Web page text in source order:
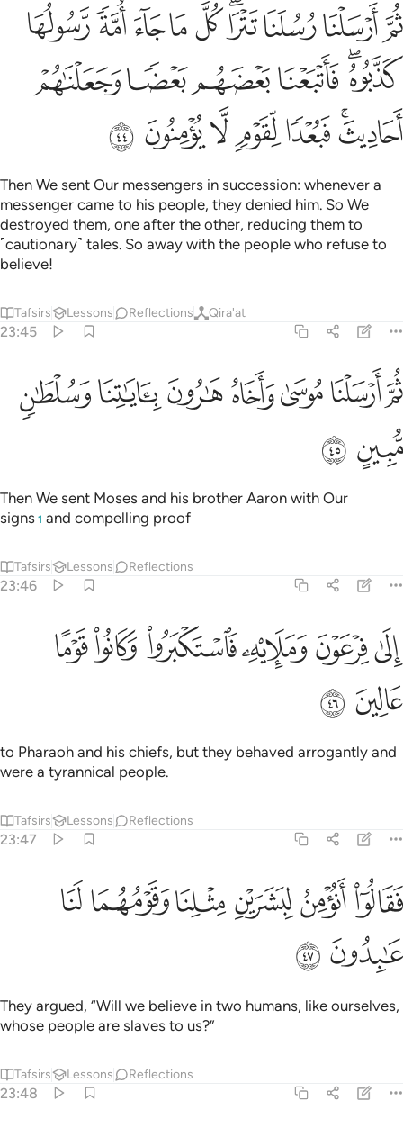
ثم ارسلنا رسلنا تترى كل ما جاء امة رسولها كذبوه فاتبعنا بعضهم بعضا
ثُمَّ أَرْسَلْنَا رُسُلَنَا تَتْرَا ۖ كُلَّ مَا جَآءَ أُمَّةًۭ رَّسُولُهَا كَذَّبُوهُ ۚ فَأَتْبَعْنَا
ﱉﱊﱋﱌﱍﱎﱏﱐﱑﱒ
ﱓﱔﱕﱖﱗﱘ
ﱙﱚﱛﱜﱝﱞ ﱟ
Then We sent Our messengers in succession: whenever a
messenger came to his people, they denied him. So We
destroyed them, one after the other, reducing them to
˹cautionary˺ tales. So away with the people who refuse to
believe!
Tafsirs Lessons Reflections Qira'at
23:45
ثم ارسلنا موسى واخاه هارون باياتنا وسلطان مبين ٤٥
ثُمَّ أَرْسَلْنَا مُوسَىٰ وَأَخَاهُ هَـٰرُونَ بِـَٔايَـٰتِنَا وَسُلْطَـٰنٍۢ مُّبِينٍ ٤٥
ﱠﱡﱢﱣﱤﱥﱦ
ﱧ ﱨ
Then We sent Moses and his brother Aaron with Our
signs 1 and compelling proof
Tafsirs Lessons Reflections
23:46
الى فرعون ومليه فاستكبروا وكانوا قوما عالين ٤٦
إِلَىٰ فِرْعَوْنَ وَمَلَإِي۟هِۦ فَٱسْتَكْبَرُوا۟ وَكَانُوا۟ قَوْمًا عَالِينَ ٤٦
ﱩﱪﱫﱬﱭﱮ
ﱯ ﱰ
to Pharaoh and his chiefs, but they behaved arrogantly and
were a tyrannical people.
Tafsirs Lessons Reflections
23:47
فقالوا انومن لبشرين مثلنا وقومهما لنا عابدون ٤٧
فَقَالُوٓا۟ أَنُؤْمِنُ لِبَشَرَيْنِ مِثْلِنَا وَقَوْمُهُمَا لَنَا عَـٰبِدُونَ ٤٧
ﱱﱲﱳﱴﱵﱶ
ﱷﱸ
They argued, “Will we believe in two humans, like ourselves,
whose people are slaves to us?”
Tafsirs Lessons Reflections
23:48